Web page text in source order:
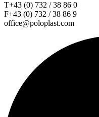
T+43 (0) 732 / 38 86 0
F+43 (0) 732 / 38 86 9
office@poloplast.com